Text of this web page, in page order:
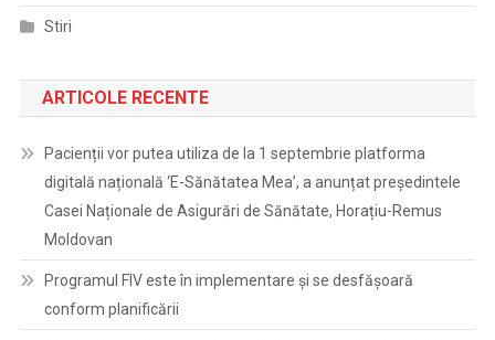
Stiri
ARTICOLE RECENTE
Pacienții vor putea utiliza de la 1 septembrie platforma
digitală națională ‘E-Sănătatea Mea’, a anunțat președintele
Casei Naționale de Asigurări de Sănătate, Horațiu-Remus
Moldovan
Programul FIV este în implementare și se desfășoară
conform planificării